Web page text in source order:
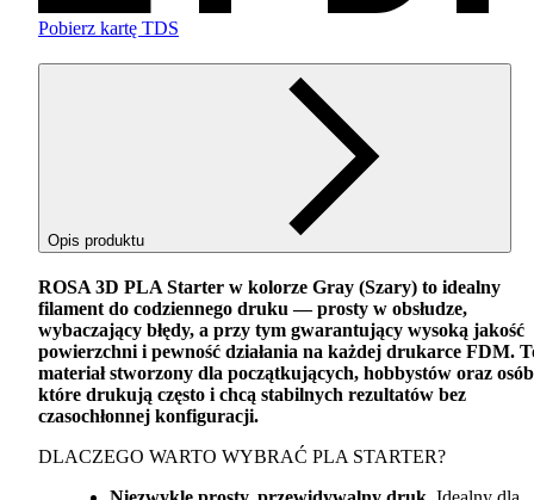
Pobierz kartę TDS
Opis produktu
ROSA 3D PLA Starter w kolorze Gray (Szary) to idealny
filament do codziennego druku — prosty w obsłudze,
wybaczający błędy, a przy tym gwarantujący wysoką jakość
powierzchni i pewność działania na każdej drukarce FDM.
materiał stworzony dla początkujących, hobbystów oraz
które drukują często i chcą stabilnych rezultatów bez
czasochłonnej konfiguracji.
DLACZEGO WARTO WYBRAĆ PLA STARTER?